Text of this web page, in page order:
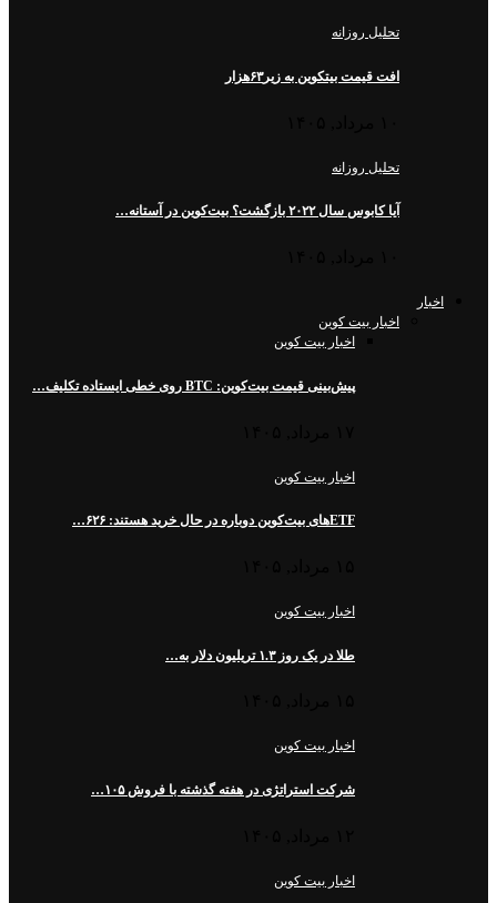
تحلیل روزانه
افت قیمت بیتکوین به زیر۶۳هزار
تحلیل روزانه
آیا کابوس سال ۲۰۲۲ بازگشت؟ بیت‌کوین در آستانه…
اخبار
اخبار بیت کوین
اخبار بیت کوین
پیش‌بینی قیمت بیت‌کوین: BTC روی خطی ایستاده تکلیف…
اخبار بیت کوین
ETFهای بیت‌کوین دوباره در حال خرید هستند: ۶۲۶…
اخبار بیت کوین
طلا در یک روز ۱.۳ تریلیون دلار به…
اخبار بیت کوین
شرکت استراتژی در هفته گذشته با فروش ۱۰۵…
اخبار بیت کوین